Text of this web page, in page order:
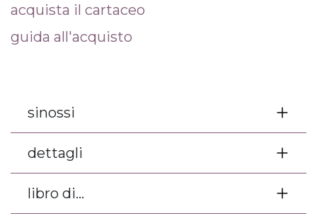
acquista il cartaceo
guida all'acquisto
sinossi
dettagli
libro di...